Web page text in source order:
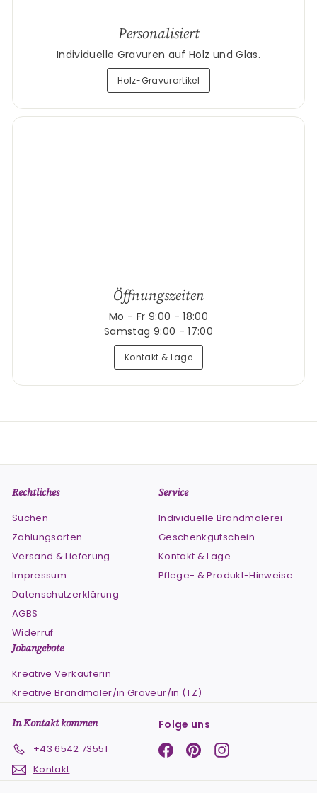
Personalisiert
Individuelle Gravuren auf Holz und Glas.
Holz-Gravurartikel
Öffnungszeiten
Mo - Fr 9:00 - 18:00
Samstag 9:00 - 17:00
Kontakt & Lage
Rechtliches
Suchen
Zahlungsarten
Versand & Lieferung
Impressum
Datenschutzerklärung
AGBS
Widerruf
Service
Individuelle Brandmalerei
Geschenkgutschein
Kontakt & Lage
Pflege- & Produkt-Hinweise
Jobangebote
Kreative Verkäuferin
Kreative Brandmaler/in Graveur/in (TZ)
In Kontakt kommen
+43 6542 73551
Kontakt
Folge uns
Facebook
PinterestInstagram